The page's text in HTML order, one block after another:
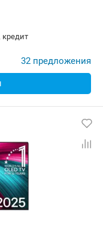
кредит
32 предложения